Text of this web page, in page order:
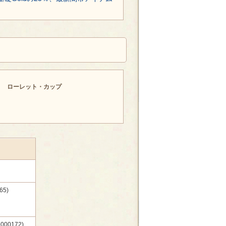
ローレット・カップ